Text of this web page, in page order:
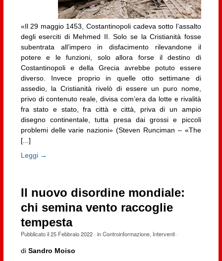
«Il 29 maggio 1453, Costantinopoli cadeva sotto l’assalto
degli eserciti di Mehmed II. Solo se la Cristianità fosse
subentrata all’impero in disfacimento rilevandone il
potere e le funzioni, solo allora forse il destino di
Costantinopoli e della Grecia avrebbe potuto essere
diverso. Invece proprio in quelle otto settimane di
assedio, la Cristianità rivelò di essere un puro nome,
privo di contenuto reale, divisa com’era da lotte e rivalità
fra stato e stato, fra città e città, priva di un ampio
disegno continentale, tutta presa dai grossi e piccoli
problemi delle varie nazioni» (Steven Runciman – «The
[...]
Leggi →
Il nuovo disordine mondiale:
chi semina vento raccoglie
tempesta
Pubblicato il25 Febbraio 2022· inControinformazione, Interventi·
di Sandro Moiso